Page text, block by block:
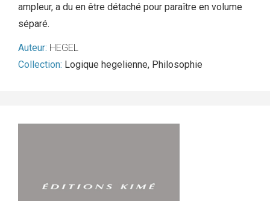
ampleur, a du en être détaché pour paraître en volume
séparé.
Auteur: HEGEL
Collection: Logique hegelienne, Philosophie